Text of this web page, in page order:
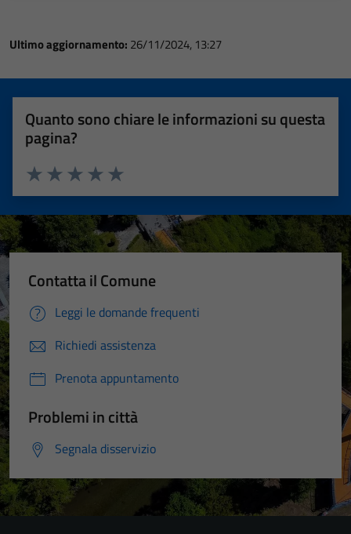
Ultimo aggiornamento: 26/11/2024, 13:27
Quanto sono chiare le informazioni su questa
pagina?
Valuta 5 stelle su 5
Valuta 4 stelle su 5
Valuta 3 stelle su 5
Valuta 2 stelle su 5
Valuta 1 stelle su 5
Contatta il Comune
Leggi le domande frequenti
Richiedi assistenza
Prenota appuntamento
Problemi in città
Segnala disservizio